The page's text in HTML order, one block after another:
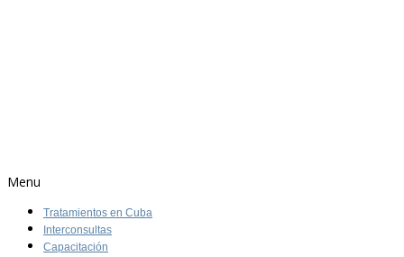
Menu
Tratamientos en Cuba
Interconsultas
Capacitación